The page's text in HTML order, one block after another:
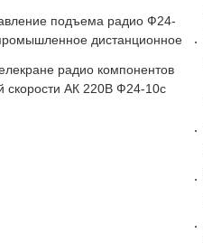
подъема радио Ф24-
дистанционное
радио компонентов
скорости АК 220В Ф24-10с